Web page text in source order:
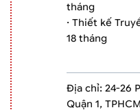
tháng
· Thiết kế
18 tháng
Địa chỉ: 24-26
Quận 1, TPHCM